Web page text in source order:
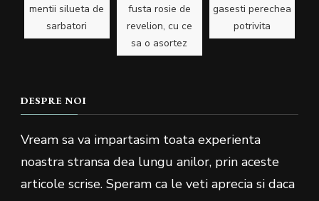
mentii silueta de
sarbatori
fusta rosie de
revelion, cu ce
sa o asortez
gasesti perechea
potrivita
DESPRE NOI
Vream sa va impartasim toata experienta
noastra stransa dea lungu anilor, prin aceste
articole scrise. Speram ca le veti aprecia si daca